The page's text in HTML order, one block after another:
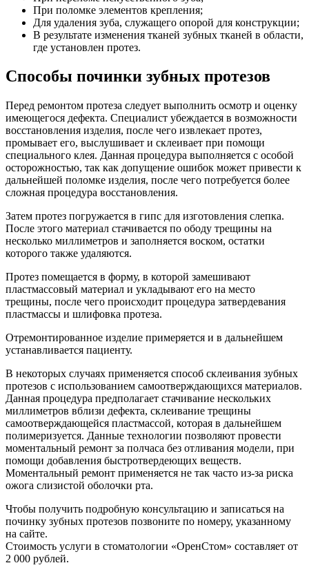
При поломке элементов крепления;
Для удаления зуба, служащего опорой для конструкции;
В результате изменения тканей зубных тканей в области,
где установлен протез.
Способы починки зубных протезов
Перед ремонтом протеза следует выполнить осмотр и оценку
имеющегося дефекта. Специалист убеждается в возможности
восстановления изделия, после чего извлекает протез,
промывает его, выслушивает и склеивает при помощи
специального клея. Данная процедура выполняется с особой
осторожностью, так как допущение ошибок может привести к
дальнейшей поломке изделия, после чего потребуется более
сложная процедура восстановления.
Затем протез погружается в гипс для изготовления слепка.
После этого материал стачивается по ободу трещины на
несколько миллиметров и заполняется воском, остатки
которого также удаляются.
Протез помещается в форму, в которой замешивают
пластмассовый материал и укладывают его на место
трещины, после чего происходит процедура затвердевания
пластмассы и шлифовка протеза.
Отремонтированное изделие примеряется и в дальнейшем
устанавливается пациенту.
В некоторых случаях применяется способ склеивания зубных
протезов с использованием самоотверждающихся материалов.
Данная процедура предполагает стачивание нескольких
миллиметров вблизи дефекта, склеивание трещины
самоотверждающейся пластмассой, которая в дальнейшем
полимеризуется. Данные технологии позволяют провести
моментальный ремонт за полчаса без отливания модели, при
помощи добавления быстротвердеющих веществ.
Моментальный ремонт применяется не так часто из-за риска
ожога слизистой оболочки рта.
Чтобы получить подробную консультацию и записаться на
починку зубных протезов позвоните по номеру, указанному
на сайте.
Стоимость услуги в стоматологии «ОренCтом» составляет от
2 000 рублей.